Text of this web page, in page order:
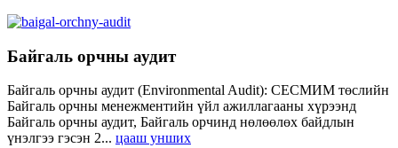
Байгаль орчны аудит
Байгаль орчны аудит (Environmental Audit): СЕСМИМ төслийн
Байгаль орчны менежментийн үйл ажиллагааны хүрээнд
Байгаль орчны аудит, Байгаль орчинд нөлөөлөх байдлын
үнэлгээ гэсэн 2... цааш унших